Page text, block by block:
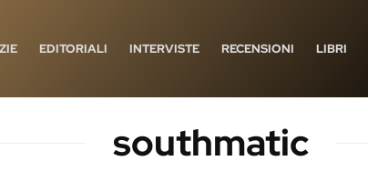
EDITORIALI INTERVISTE RECENSIONI LIBRI
southmatic